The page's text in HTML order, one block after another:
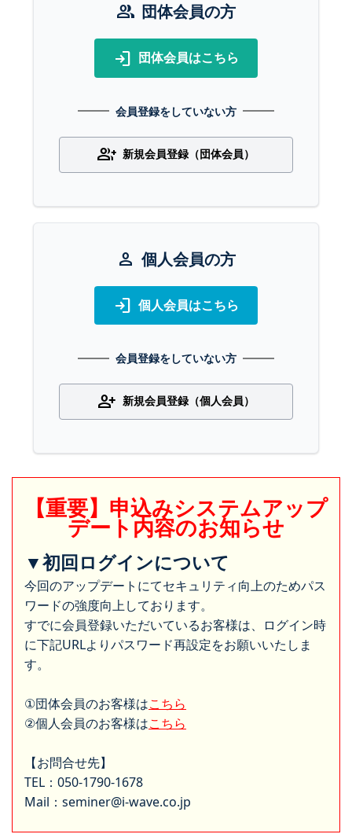
group 団体会員の方
login 団体会員はこちら
会員登録をしていない方
group_add 新規会員登録（団体会員）
person 個人会員の方
login 個人会員はこちら
会員登録をしていない方
person_add 新規会員登録（個人会員）
【重要】申込みシステムアップ
デート内容のお知らせ
▼初回ログインについて
今回のアップデートにてセキュリティ向上のためパス
ワードの強度向上しております。
すでに会員登録いただいているお客様は、ログイン時
に下記URLよりパスワード再設定をお願いいたしま
す。
①団体会員のお客様はこちら
②個人会員のお客様はこちら
【お問合せ先】
TEL：050-1790-1678
Mail：seminer@i-wave.co.jp